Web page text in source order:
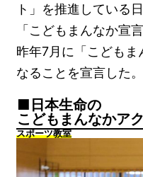
ト」を推進している
「こどもまんなか宣
昨年7月に「こどもま
なることを宣言した。
日本生命の
こどもまんなかア
スポーツ教室